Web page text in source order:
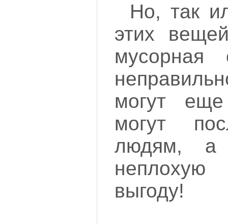
Но, так
этих
могут
могут
людям, а
выгоду!